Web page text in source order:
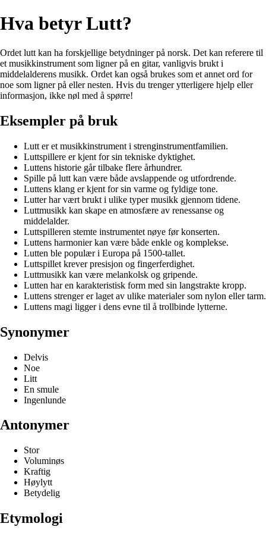
Hva betyr Lutt?
Ordet lutt kan ha forskjellige betydninger på norsk. Det kan referere til
et musikkinstrument som ligner på en gitar, vanligvis brukt i
middelalderens musikk. Ordet kan også brukes som et annet ord for
noe som ligner på eller nesten. Hvis du trenger ytterligere hjelp eller
informasjon, ikke nøl med å spørre!
Eksempler på bruk
Lutt er et musikkinstrument i strenginstrumentfamilien.
Luttspillere er kjent for sin tekniske dyktighet.
Luttens historie går tilbake flere århundrer.
Spille på lutt kan være både avslappende og utfordrende.
Luttens klang er kjent for sin varme og fyldige tone.
Lutter har vært brukt i ulike typer musikk gjennom tidene.
Luttmusikk kan skape en atmosfære av renessanse og
middelalder.
Luttspilleren stemte instrumentet nøye før konserten.
Luttens harmonier kan være både enkle og komplekse.
Lutten ble populær i Europa på 1500-tallet.
Luttspillet krever presisjon og fingerferdighet.
Luttmusikk kan være melankolsk og gripende.
Lutten har en karakteristisk form med sin langstrakte kropp.
Luttens strenger er laget av ulike materialer som nylon eller tarm.
Luttens magi ligger i dens evne til å trollbinde lytterne.
Synonymer
Delvis
Noe
Litt
En smule
Ingenlunde
Antonymer
Stor
Voluminøs
Kraftig
Høylytt
Betydelig
Etymologi